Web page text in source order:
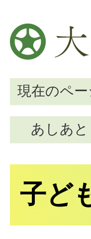
現在のペー
あしあと
子ど